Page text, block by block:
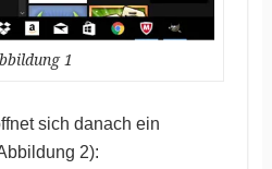
1
sich danach ein
2):